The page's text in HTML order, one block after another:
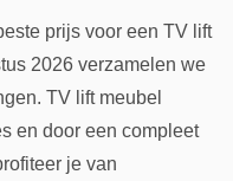
prijs voor een TV lift
2026 verzamelen we
TV lift meubel
en door een compleet
je van